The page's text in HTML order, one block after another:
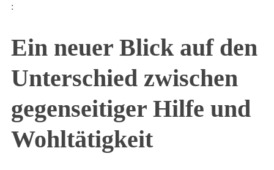
:
Ein neuer Blick auf den
Unterschied zwischen
gegenseitiger Hilfe und
Wohltätigkeit